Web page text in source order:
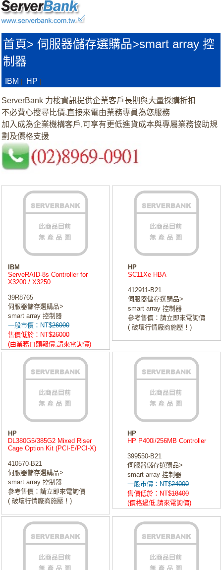
首頁> 伺服器儲存選購品>smart array 控
制器
IBM HP
ServerBank 力梭資訊提供企業客戶長期與大量採購折扣
不必費心搜尋比價,直接來電由業務專員為您服務
加入成為企業機構客戶,可享有更低進貨成本與專屬業務協助規
劃及價格支援
IBM
ServeRAID-8s Controller for
X3200 / X3250
39R8765
伺服器儲存選購品>
smart array 控制器
一般市價：NT$26000
售價低於：NT$26000
(由業務口頭報價,請來電詢價)
HP
SC11Xe HBA
412911-B21
伺服器儲存選購品>
smart array 控制器
參考售價：請立即來電詢價
( 破壞行情廠商施壓！)
HP
DL380G5/385G2 Mixed Riser
Cage Option Kit (PCI-E/PCI-X)
410570-B21
伺服器儲存選購品>
smart array 控制器
參考售價：請立即來電詢價
( 破壞行情廠商施壓！)
HP
HP P400i/256MB Controller
399550-B21
伺服器儲存選購品>
smart array 控制器
一般市價：NT$24000
售價低於：NT$18400
(價格過低,請來電詢價)